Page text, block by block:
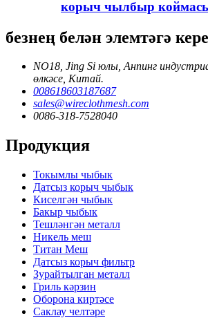
корыч чылбыр
безнең белән элемтәгә
NO18, Jing Si юлы, Анпинг
өлкәсе, Китай.
008618603187687
sales@wireclothmesh.com
0086-318-7528040
Продукция
Токымлы чыбык
Датсыз корыч чыбык
Киселгән чыбык
Бакыр чыбык
Тешләнгән металл
Никель меш
Титан Меш
Датсыз корыч фильтр
Зурайтылган металл
Гриль кәрзин
Оборона киртәсе
Саклау челтәре